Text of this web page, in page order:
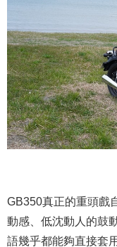
GB350真正的重頭戲
動感、低沈動人的鼓
語幾乎都能夠直接套